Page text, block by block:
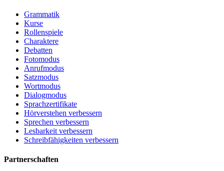
Grammatik
Kurse
Rollenspiele
Charaktere
Debatten
Fotomodus
Anrufmodus
Satzmodus
Wortmodus
Dialogmodus
Sprachzertifikate
Hörverstehen verbessern
Sprechen verbessern
Lesbarkeit verbessern
Schreibfähigkeiten verbessern
Partnerschaften